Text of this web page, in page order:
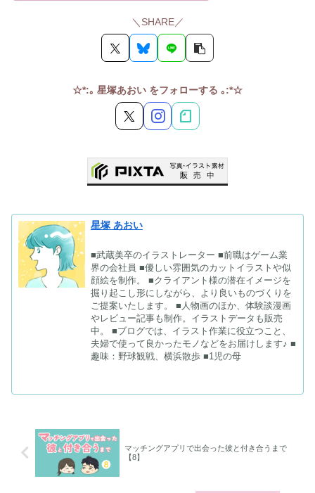
＼SHARE／
☆*:｡ 星塚あおい をフォローする ｡:*☆
星塚 あおい
■武蔵美卒のイラストレーター ■前職はゲーム業
界の会社員 ■優しい雰囲気のカットイラストや似
顔絵を制作。 ■クライアント様の潜在イメージを
掘り起こし形にしながら、より良いものづくりを
ご提案いたします。 ■人物画のほか、体験談漫画
やレビュー記事も制作。イラストデータも販売
中。 ■ブログでは、イラスト作業に役立つこと、
夫婦で使って良かったモノなどをお届けします♪ ■
趣味：野球観戦、横浜散歩 ■1児の母
マッチングアプリで出会った彼と付き合うまで
【8】